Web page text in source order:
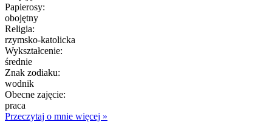
Papierosy:
obojętny
Religia:
rzymsko-katolicka
Wykształcenie:
średnie
Znak zodiaku:
wodnik
Obecne zajęcie:
praca
Przeczytaj o mnie więcej »